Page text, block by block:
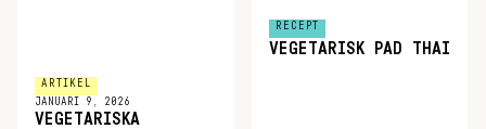
ARTIKEL
JANUARI 9, 2026
VEGETARISKA
RECEPT
VEGETARISK PAD THAI